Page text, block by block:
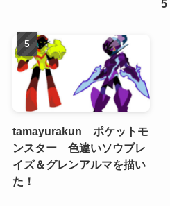
5
tamayurakun ポケットモ
ンスター 色違いソウブレ
イズ＆グレンアルマを描い
た！